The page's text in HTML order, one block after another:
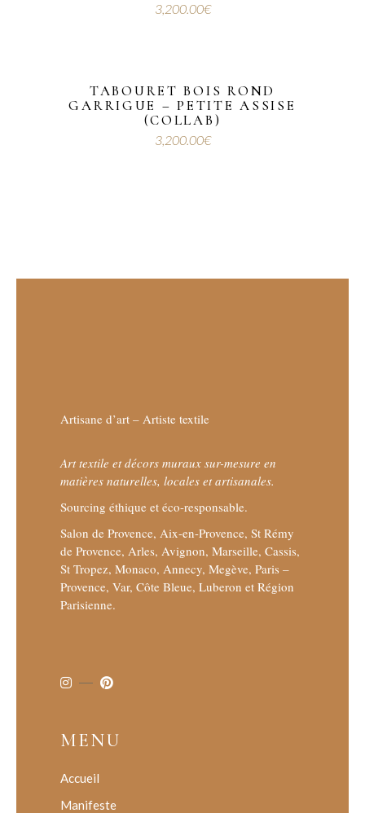
3,200.00€
TABOURET BOIS ROND
GARRIGUE – PETITE ASSISE
(COLLAB)
3,200.00€
Artisane d’art – Artiste textile
Art textile et décors muraux sur-mesure en
matières naturelles, locales et artisanales.
Sourcing éthique et éco-responsable.
Salon de Provence, Aix-en-Provence, St Rémy
de Provence, Arles, Avignon, Marseille, Cassis,
St Tropez, Monaco, Annecy, Megève, Paris –
Provence, Var, Côte Bleue, Luberon et Région
Parisienne.
MENU
Accueil
Manifeste